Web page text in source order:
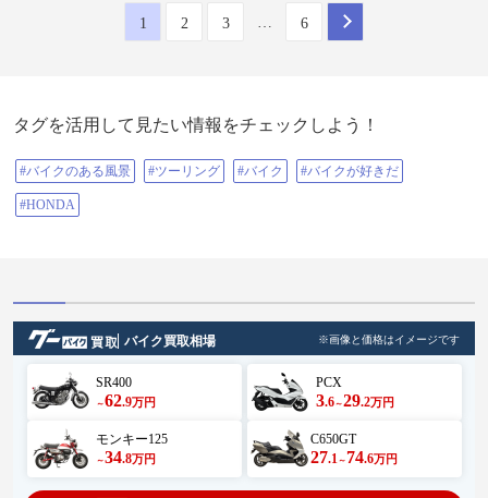
1 2 3 … 6
タグを活用して見たい情報をチェックしよう！
#バイクのある風景 #ツーリング #バイク #バイクが好きだ
#HONDA
バイク買取相場 ※画像と価格はイメージです
SR400
～62.9万円
PCX
3.6～29.2万円
モンキー125
～34.8万円
C650GT
27.1 ～ 74.6万円